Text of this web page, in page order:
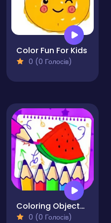
Color Fun For Kids
0 (0 Голосів)
Coloring Objects for Kids
0 (0 Голосів)